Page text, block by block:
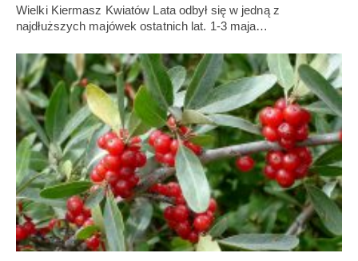
Wielki Kiermasz Kwiatów Lata odbył się w jedną z
najdłuższych majówek ostatnich lat. 1-3 maja…